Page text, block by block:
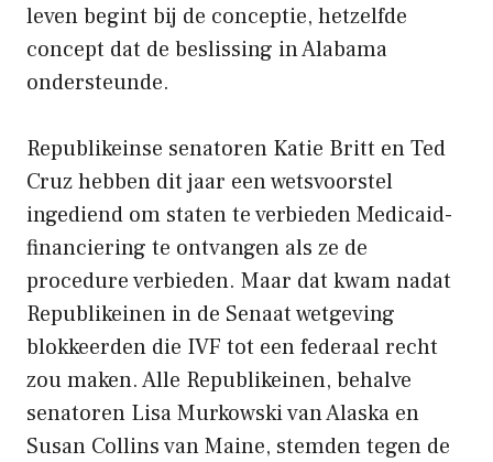
leven begint bij de conceptie, hetzelfde
concept dat de beslissing in Alabama
ondersteunde.
Republikeinse senatoren Katie Britt en Ted
Cruz hebben dit jaar een wetsvoorstel
ingediend om staten te verbieden Medicaid-
financiering te ontvangen als ze de
procedure verbieden. Maar dat kwam nadat
Republikeinen in de Senaat wetgeving
blokkeerden die IVF tot een federaal recht
zou maken. Alle Republikeinen, behalve
senatoren Lisa Murkowski van Alaska en
Susan Collins van Maine, stemden tegen de